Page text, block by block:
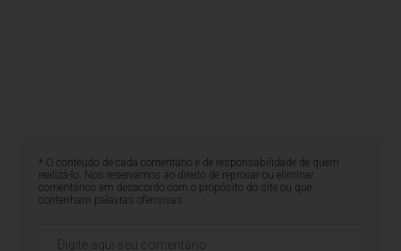
* O conteúdo de cada comentário é de responsabilidade de quem
realizá-lo. Nos reservamos ao direito de reprovar ou eliminar
comentários em desacordo com o propósito do site ou que
contenham palavras ofensivas.